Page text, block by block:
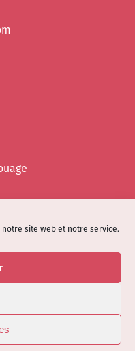
site web et notre service.
- Illustrations par